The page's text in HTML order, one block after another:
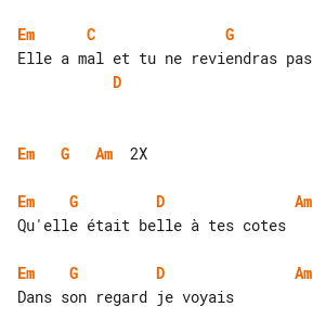
Em C
G
D
Em G Am
  2X
Em G D
Am
Qu'elle était belle à tes cotes
Em G D
Am
Dans son regard je voyais